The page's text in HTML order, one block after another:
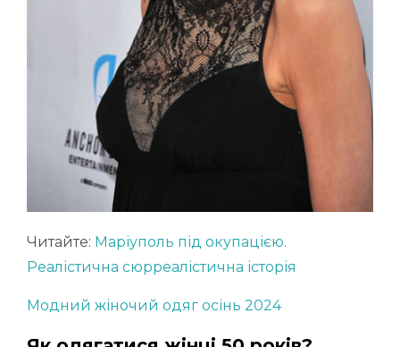
Читайте: Маріуполь під окупацією.
Реалістична сюрреалістична історія
Модний жіночий одяг осінь 2024